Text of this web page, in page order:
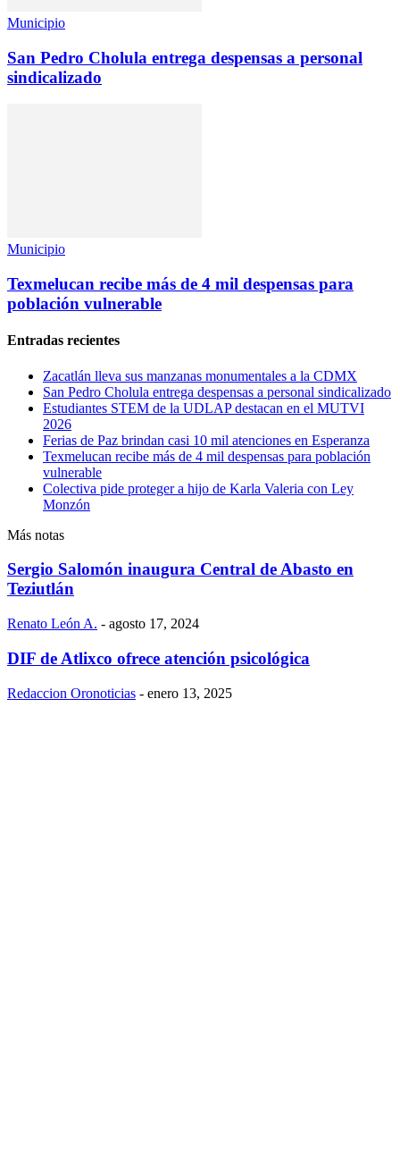
Municipio
San Pedro Cholula entrega despensas a personal
sindicalizado
Municipio
Texmelucan recibe más de 4 mil despensas para
población vulnerable
Entradas recientes
Zacatlán lleva sus manzanas monumentales a la CDMX
San Pedro Cholula entrega despensas a personal sindicalizado
Estudiantes STEM de la UDLAP destacan en el MUTVI
2026
Ferias de Paz brindan casi 10 mil atenciones en Esperanza
Texmelucan recibe más de 4 mil despensas para población
vulnerable
Colectiva pide proteger a hijo de Karla Valeria con Ley
Monzón
Más notas
Sergio Salomón inaugura Central de Abasto en
Teziutlán
Renato León A. - agosto 17, 2024
DIF de Atlixco ofrece atención psicológica
Redaccion Oronoticias - enero 13, 2025